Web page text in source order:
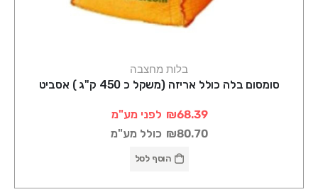
בלות מחצבה
סומסום בלה כולל אריזה (משקל כ 450 ק"ג ) אסביט
₪68.39 לפני מע"מ
₪80.70 כולל מע"מ
הוסף לסל